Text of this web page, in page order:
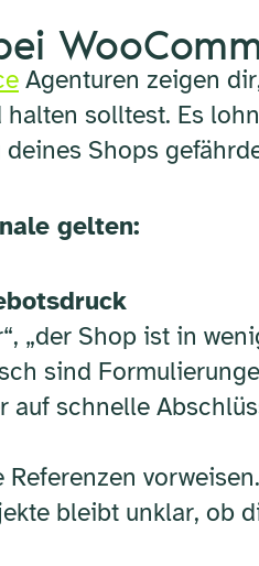
Agenturen zeigen
solltest. Es
Shops
gelten:
„der Shop ist in
sind
auf schnelle
bleibt unklar, ob